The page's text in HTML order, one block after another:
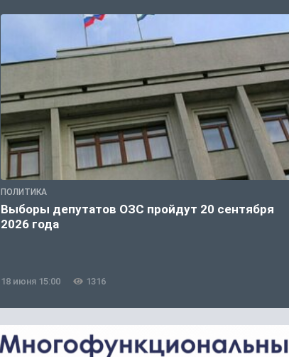
ПОЛИТИКА
Выборы депутатов ОЗС пройдут 20 сентября
2026 года
18 июня 15:00 1316